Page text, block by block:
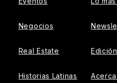
Negocios
Real Estate
Historias Latinas